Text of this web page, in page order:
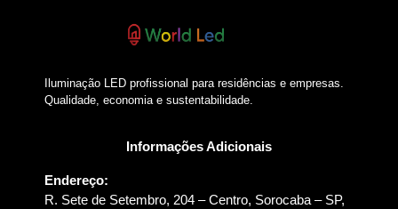
Iluminação LED profissional para residências e empresas.
Qualidade, economia e sustentabilidade.
Informações Adicionais
Endereço:
R. Sete de Setembro, 204 – Centro, Sorocaba – SP,